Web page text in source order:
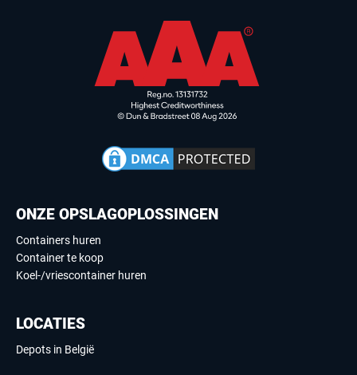
ONZE OPSLAGOPLOSSINGEN
Containers huren
Container te koop
Koel-/vriescontainer huren
LOCATIES
Depots in België